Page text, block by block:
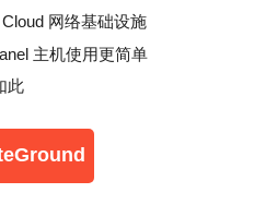
网络基础设施
主机使用更简单
此